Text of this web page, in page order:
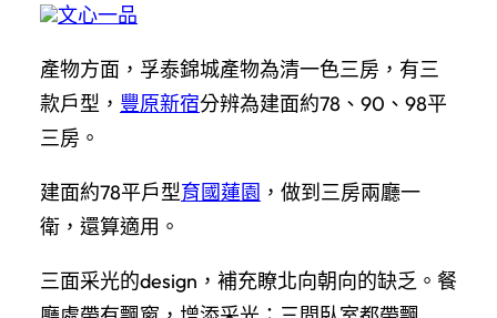
文心一品
產物方面，孚泰錦城產物為清一色三房，有三
款戶型， 豐原新宿分辨為建面約78、90、98平
三房。
建面約78平戶型育國蓮園 ，做到三房兩廳一
衛，還算適用。
三面采光的design，補充瞭北向朝向的缺乏。餐